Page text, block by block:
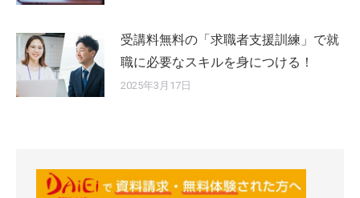
受講料無料の「求職者支援訓練」で就
職に必要なスキルを身につける！
2025年3月17日